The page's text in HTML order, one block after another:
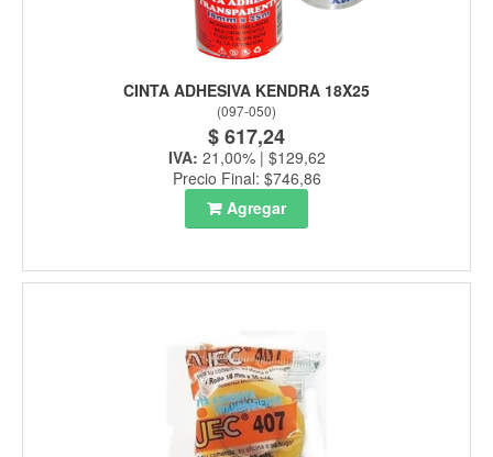
CINTA ADHESIVA KENDRA 18X25
(097-050)
$ 617,24
IVA: 21,00% | $129,62
Precio Final: $746,86
Agregar